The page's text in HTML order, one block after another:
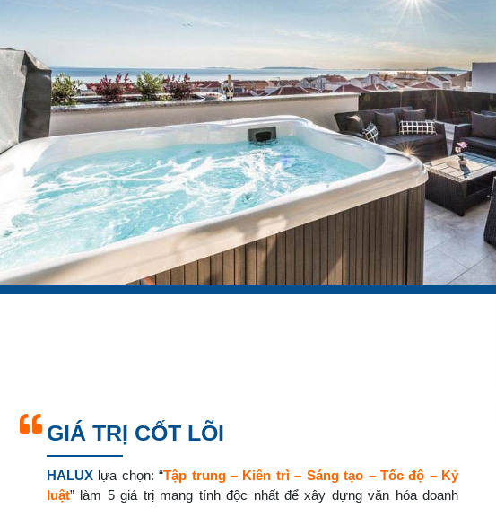
GIÁ TRỊ CỐT LÕI
HALUX lựa chọn: “Tập trung – Kiên trì – Sáng tạo – Tốc độ – Kỷ
luật” làm 5 giá trị mang tính độc nhất để xây dựng văn hóa doanh